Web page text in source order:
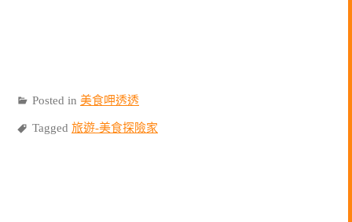
Posted in 美食呷透透
Tagged 旅遊-美食探險家